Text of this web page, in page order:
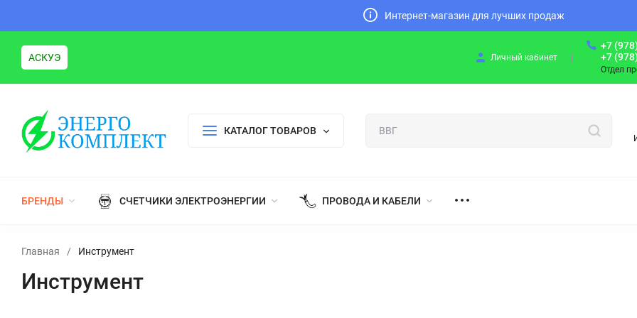
Интернет-магазин для лучших продаж
АСКУЭ Личный кабинет
+7
+7
Отдел
КАТАЛОГ ТОВАРОВ
БРЕНДЫ СЧЕТЧИКИ ЭЛЕКТРОЭНЕРГИИ ПРОВОДА И КАБЕЛИ
Главная / Инструмент
Инструмент